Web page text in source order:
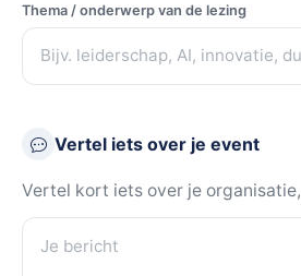
Thema / onderwerp van de lezing
Vertel iets over je event
Vertel kort iets over je
Je bericht